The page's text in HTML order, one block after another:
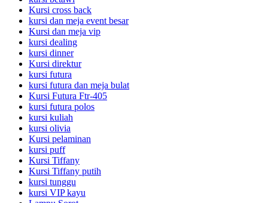
Kursi cross back
kursi dan meja event besar
Kursi dan meja vip
kursi dealing
kursi dinner
Kursi direktur
kursi futura
kursi futura dan meja bulat
Kursi Futura Ftr-405
kursi futura polos
kursi kuliah
kursi olivia
Kursi pelaminan
kursi puff
Kursi Tiffany
Kursi Tiffany putih
kursi tunggu
kursi VIP kayu